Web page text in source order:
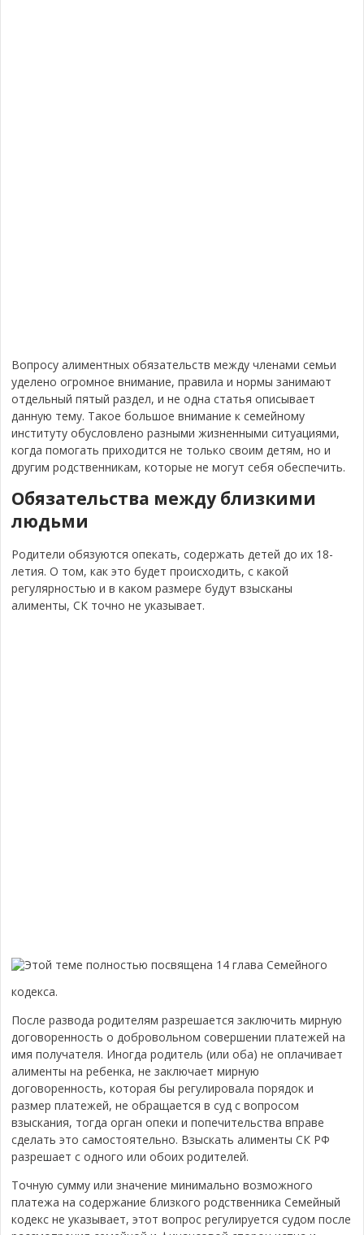
Вопросу алиментных обязательств между членами семьи
уделено огромное внимание, правила и нормы занимают
отдельный пятый раздел, и не одна статья описывает
данную тему. Такое большое внимание к семейному
институту обусловлено разными жизненными ситуациями,
когда помогать приходится не только своим детям, но и
другим родственникам, которые не могут себя обеспечить.
Обязательства между близкими
людьми
Родители обязуются опекать, содержать детей до их 18-
летия. О том, как это будет происходить, с какой
регулярностью и в каком размере будут взысканы
алименты, СК точно не указывает.
Этой теме полностью посвящена 14 глава Семейного
кодекса.
После развода родителям разрешается заключить мирную
договоренность о добровольном совершении платежей на
имя получателя. Иногда родитель (или оба) не оплачивает
алименты на ребенка, не заключает мирную
договоренность, которая бы регулировала порядок и
размер платежей, не обращается в суд с вопросом
взыскания, тогда орган опеки и попечительства вправе
сделать это самостоятельно. Взыскать алименты СК РФ
разрешает с одного или обоих родителей.
Точную сумму или значение минимально возможного
платежа на содержание близкого родственника Семейный
кодекс не указывает, этот вопрос регулируется судом после